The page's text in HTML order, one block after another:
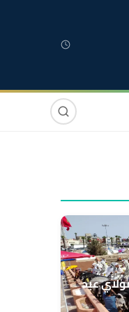
صوت وصورة
عبد